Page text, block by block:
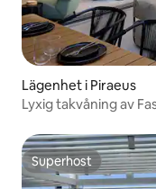
Lägenhet i Piraeus
Lyxig takvåning av
Superhost
Superhost